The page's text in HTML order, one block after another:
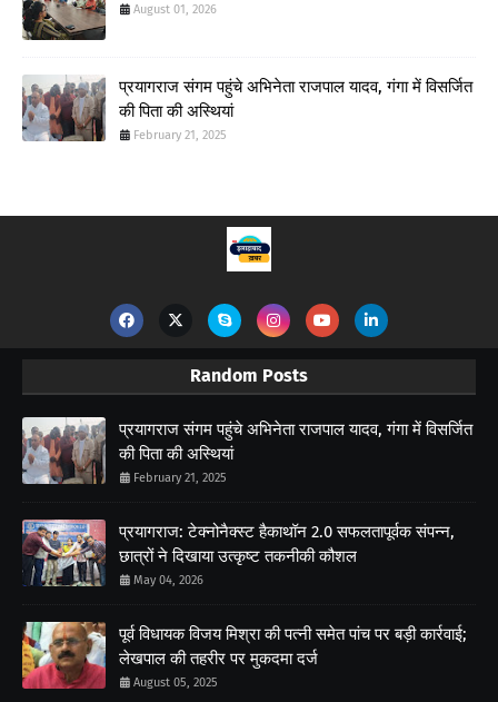
August 01, 2026
प्रयागराज संगम पहुंचे अभिनेता राजपाल यादव, गंगा में विसर्जित
की पिता की अस्थियां
February 21, 2025
Random Posts
प्रयागराज संगम पहुंचे अभिनेता राजपाल यादव, गंगा में विसर्जित
की पिता की अस्थियां
February 21, 2025
प्रयागराज: टेक्नोनैक्स्ट हैकाथॉन 2.0 सफलतापूर्वक संपन्न,
छात्रों ने दिखाया उत्कृष्ट तकनीकी कौशल
May 04, 2026
पूर्व विधायक विजय मिश्रा की पत्नी समेत पांच पर बड़ी कार्रवाई;
लेखपाल की तहरीर पर मुकदमा दर्ज
August 05, 2025